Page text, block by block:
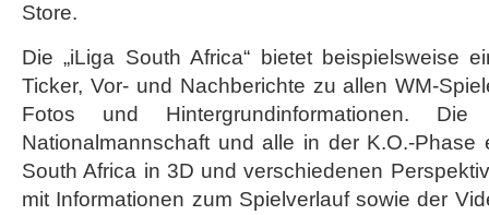
Store.
Die „iLiga South Africa“ bietet beispielsweise
Ticker, Vor- und Nachberichte zu allen WM-
Fotos und Hintergrundinformationen.
Nationalmannschaft und alle in der K.O.-Phase
South Africa in 3D und verschiedenen
mit Informationen zum Spielverlauf sowie der